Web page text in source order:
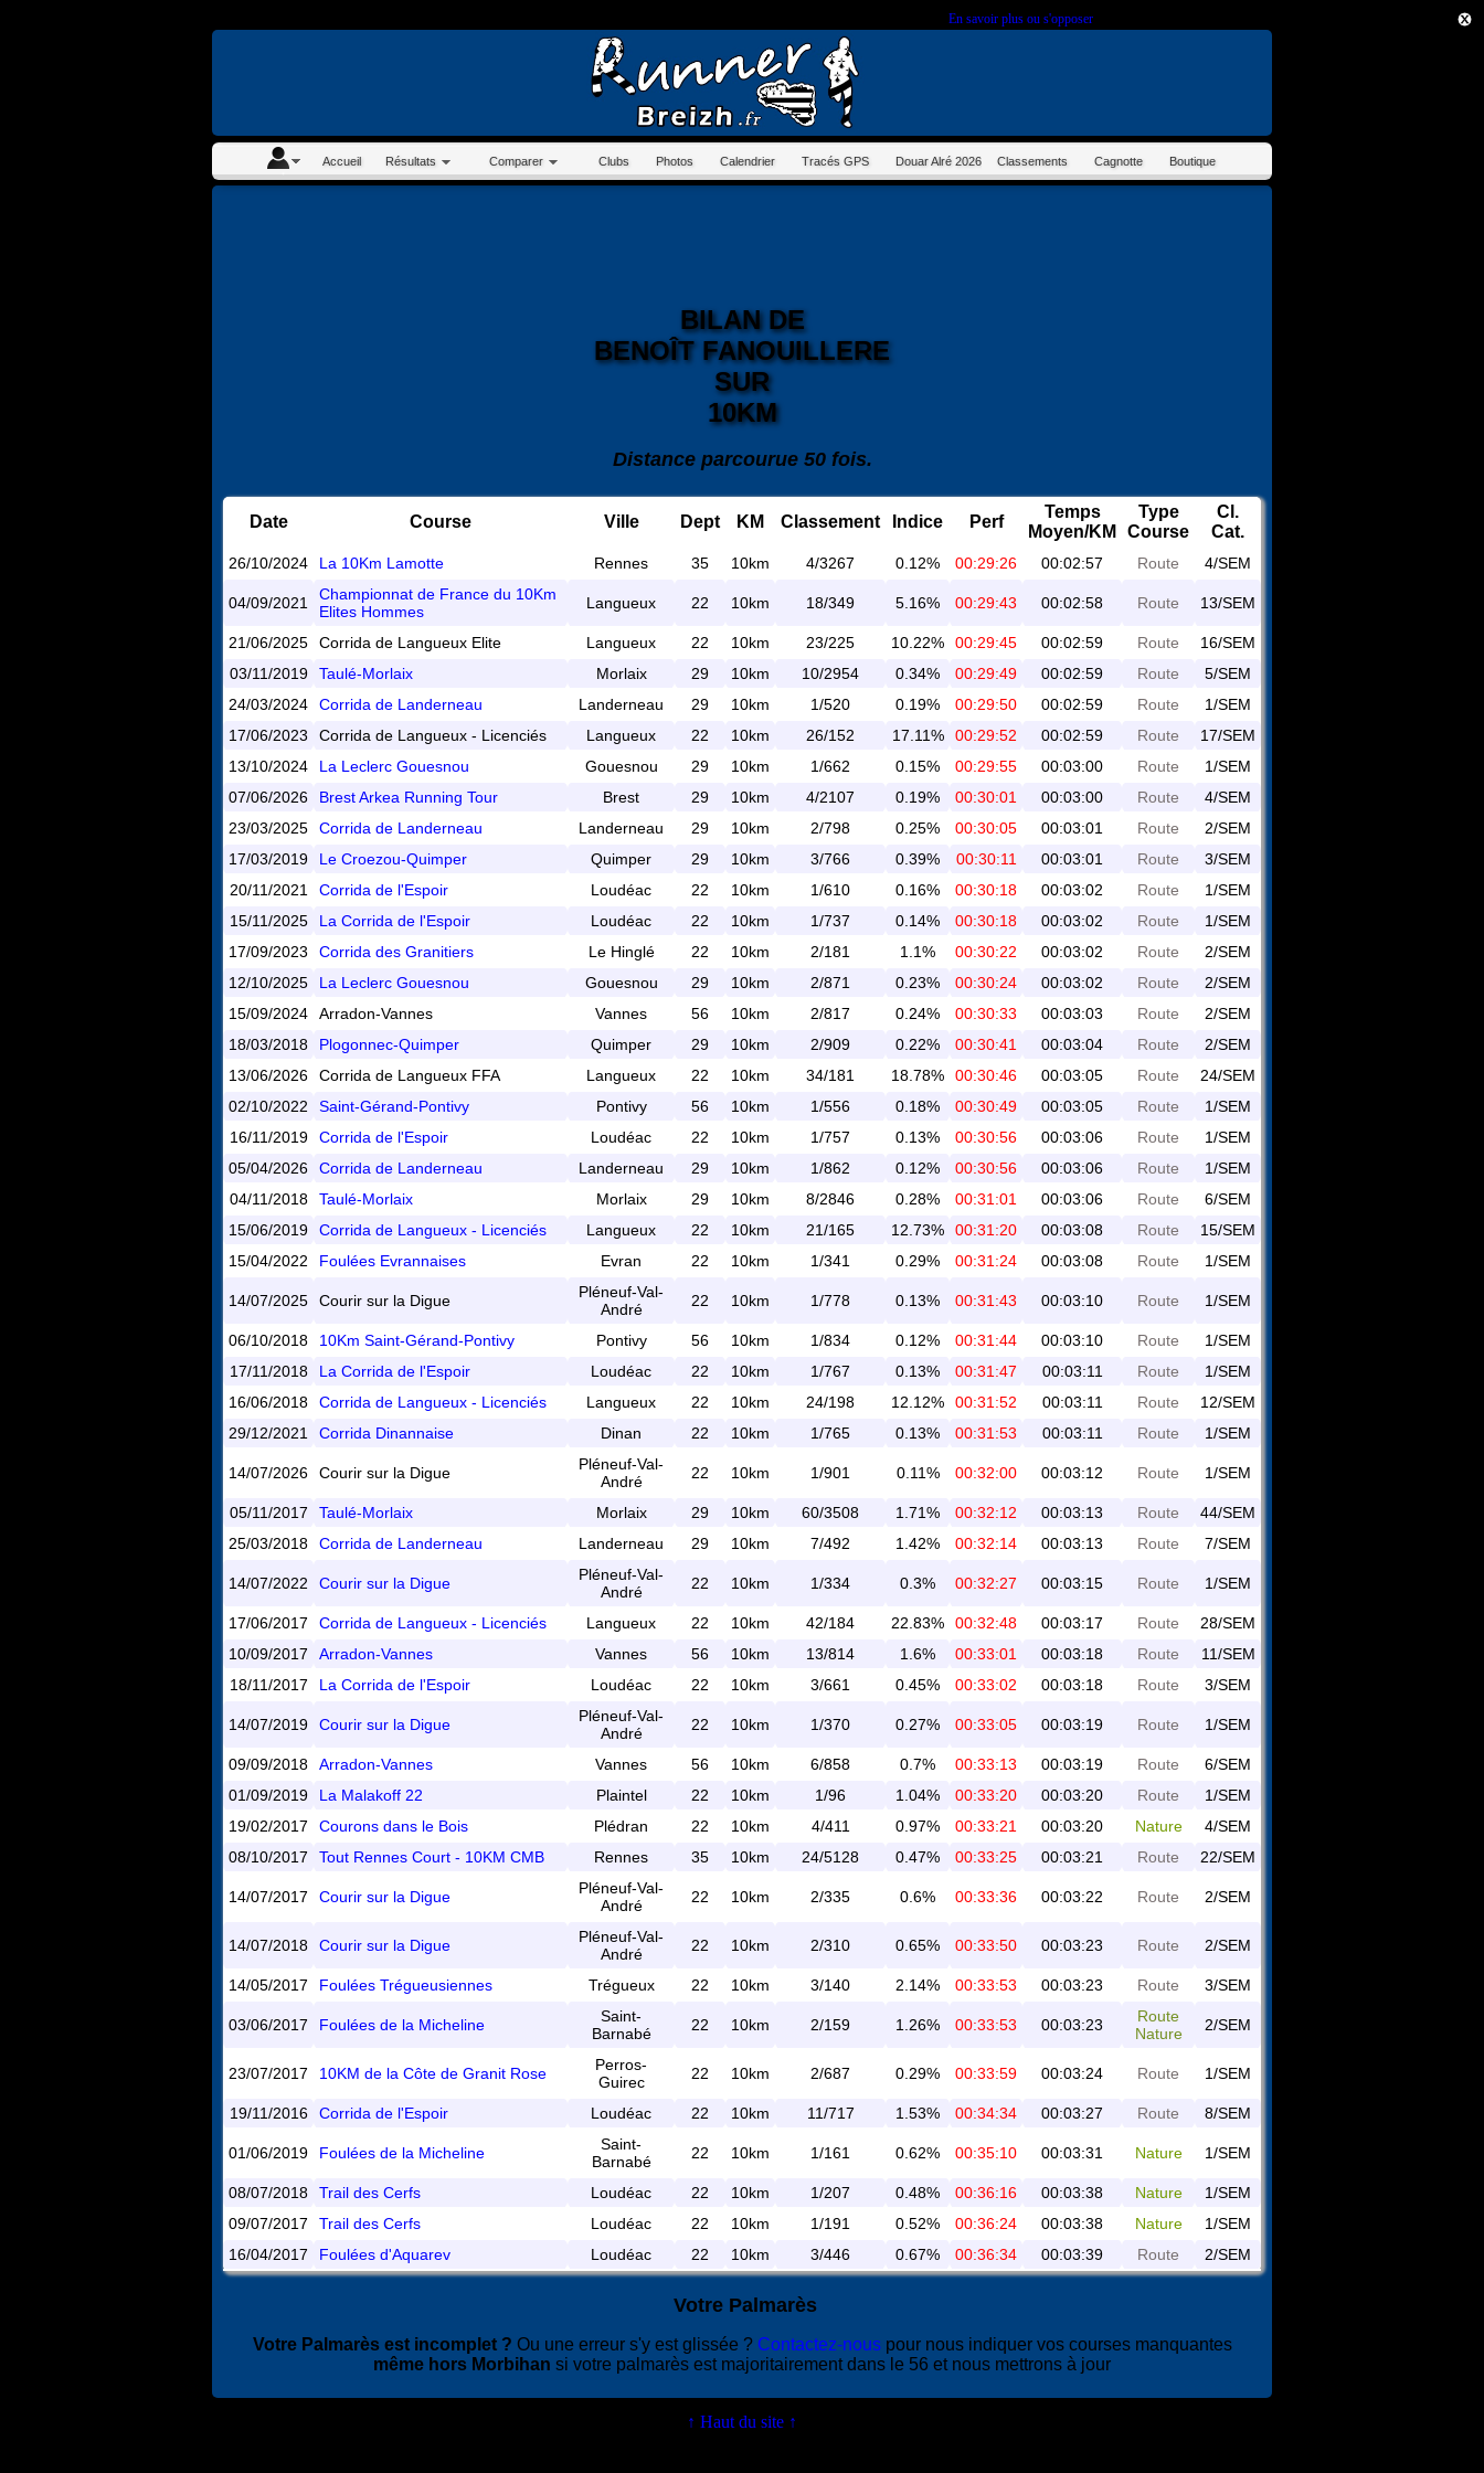
En savoir plus ou s'opposer.
Accueil Résultats Comparer Clubs Photos Calendrier Tracés GPS Douar Alré 2026 Classements Cagnotte Boutique
BILAN DE
BENOÎT FANOUILLERE
SUR
10KM
Distance parcourue 50 fois.
Date Course Ville Dept KM Classement Indice Perf
Temps
Moyen/KM
Type
Course
Cl.
Cat.
26/10/2024 La 10Km Lamotte Rennes 35 10km 4/3267 0.12% 00:29:26 00:02:57 Route 4/SEM
04/09/2021
Championnat de France du 10Km
Elites Hommes
Langueux 22 10km 18/349 5.16% 00:29:43 00:02:58 Route 13/SEM
21/06/2025 Corrida de Langueux Elite Langueux 22 10km 23/225 10.22% 00:29:45 00:02:59 Route
16/SEM
03/11/2019
Taulé-Morlaix Morlaix 29 10km 10/2954 0.34% 00:29:49 00:02:59 Route
5/SEM
24/03/2024
Corrida de Landerneau Landerneau 29 10km 1/520 0.19% 00:29:50 00:02:59 Route
1/SEM
17/06/2023
Corrida de Langueux - Licenciés Langueux 22 10km 26/152 17.11% 00:29:52 00:02:59 Route
17/SEM
13/10/2024
La Leclerc Gouesnou Gouesnou 29 10km 1/662 0.15% 00:29:55 00:03:00 Route
1/SEM
07/06/2026
Brest Arkea Running Tour Brest 29 10km 4/2107 0.19% 00:30:01 00:03:00 Route
4/SEM
23/03/2025
Corrida de Landerneau Landerneau 29 10km 2/798 0.25% 00:30:05 00:03:01 Route
2/SEM
17/03/2019
Le Croezou-Quimper Quimper 29 10km 3/766 0.39% 00:30:11 00:03:01 Route
3/SEM
20/11/2021
Corrida de l'Espoir Loudéac 22 10km 1/610 0.16% 00:30:18 00:03:02 Route
1/SEM
15/11/2025
La Corrida de l'Espoir Loudéac 22 10km 1/737 0.14% 00:30:18 00:03:02 Route
1/SEM
17/09/2023
Corrida des Granitiers Le Hinglé 22 10km 2/181 1.1% 00:30:22 00:03:02 Route
2/SEM
12/10/2025
La Leclerc Gouesnou Gouesnou 29 10km 2/871 0.23% 00:30:24 00:03:02 Route
2/SEM
15/09/2024
Arradon-Vannes Vannes 56 10km 2/817 0.24% 00:30:33 00:03:03 Route
2/SEM
18/03/2018
Plogonnec-Quimper Quimper 29 10km 2/909 0.22% 00:30:41 00:03:04 Route
2/SEM
13/06/2026
Corrida de Langueux FFA Langueux 22 10km 34/181 18.78% 00:30:46 00:03:05 Route
24/SEM
02/10/2022
Saint-Gérand-Pontivy Pontivy 56 10km 1/556 0.18% 00:30:49 00:03:05 Route
1/SEM
16/11/2019
Corrida de l'Espoir Loudéac 22 10km 1/757 0.13% 00:30:56 00:03:06 Route
1/SEM
05/04/2026
Corrida de Landerneau Landerneau 29 10km 1/862 0.12% 00:30:56 00:03:06 Route
1/SEM
04/11/2018
Taulé-Morlaix Morlaix 29 10km 8/2846 0.28% 00:31:01 00:03:06 Route
6/SEM
15/06/2019
Corrida de Langueux - Licenciés Langueux 22 10km 21/165 12.73% 00:31:20 00:03:08 Route
15/SEM
15/04/2022
Foulées Evrannaises Evran 22 10km 1/341 0.29% 00:31:24 00:03:08 Route 1/SEM
14/07/2025 Courir sur la Digue
Pléneuf-Val-
André
22 10km 1/778 0.13% 00:31:43 00:03:10 Route 1/SEM
06/10/2018 10Km Saint-Gérand-Pontivy Pontivy 56 10km 1/834 0.12% 00:31:44 00:03:10 Route
1/SEM
17/11/2018
La Corrida de l'Espoir Loudéac 22 10km 1/767 0.13% 00:31:47 00:03:11 Route
1/SEM
16/06/2018
Corrida de Langueux - Licenciés Langueux 22 10km 24/198 12.12% 00:31:52 00:03:11 Route
12/SEM
29/12/2021
Corrida Dinannaise Dinan 22 10km 1/765 0.13% 00:31:53 00:03:11 Route 1/SEM
14/07/2026 Courir sur la Digue
Pléneuf-Val-
André
22 10km 1/901 0.11% 00:32:00 00:03:12 Route 1/SEM
05/11/2017 Taulé-Morlaix Morlaix 29 10km 60/3508 1.71% 00:32:12 00:03:13 Route
44/SEM
25/03/2018
Corrida de Landerneau Landerneau 29 10km 7/492 1.42% 00:32:14 00:03:13 Route 7/SEM
14/07/2022 Courir sur la Digue
Pléneuf-Val-
André
22 10km 1/334 0.3% 00:32:27 00:03:15 Route 1/SEM
17/06/2017 Corrida de Langueux - Licenciés Langueux 22 10km 42/184 22.83% 00:32:48 00:03:17 Route
28/SEM
10/09/2017
Arradon-Vannes Vannes 56 10km 13/814 1.6% 00:33:01 00:03:18 Route
11/SEM
18/11/2017
La Corrida de l'Espoir Loudéac 22 10km 3/661 0.45% 00:33:02 00:03:18 Route 3/SEM
14/07/2019 Courir sur la Digue
Pléneuf-Val-
André
22 10km 1/370 0.27% 00:33:05 00:03:19 Route 1/SEM
09/09/2018 Arradon-Vannes Vannes 56 10km 6/858 0.7% 00:33:13 00:03:19 Route
6/SEM
01/09/2019
La Malakoff 22 Plaintel 22 10km 1/96 1.04% 00:33:20 00:03:20 Route
1/SEM
19/02/2017
Courons dans le Bois Plédran 22 10km 4/411 0.97% 00:33:21 00:03:20 Nature
4/SEM
08/10/2017
Tout Rennes Court - 10KM CMB Rennes 35 10km 24/5128 0.47% 00:33:25 00:03:21 Route 22/SEM
14/07/2017 Courir sur la Digue
Pléneuf-Val-
André
22 10km 2/335 0.6% 00:33:36 00:03:22 Route 2/SEM
14/07/2018 Courir sur la Digue
Pléneuf-Val-
André
22 10km 2/310 0.65% 00:33:50 00:03:23 Route 2/SEM
14/05/2017 Foulées Trégueusiennes Trégueux 22 10km 3/140 2.14% 00:33:53 00:03:23 Route 3/SEM
03/06/2017 Foulées de la Micheline
Saint-
Barnabé
22 10km 2/159 1.26% 00:33:53 00:03:23
Route
Nature
2/SEM
23/07/2017 10KM de la Côte de Granit Rose
Perros-
Guirec
22 10km 2/687 0.29% 00:33:59 00:03:24 Route 1/SEM
19/11/2016 Corrida de l'Espoir Loudéac 22 10km 11/717 1.53% 00:34:34 00:03:27 Route 8/SEM
01/06/2019 Foulées de la Micheline
Saint-
Barnabé
22 10km 1/161 0.62% 00:35:10 00:03:31 Nature 1/SEM
08/07/2018 Trail des Cerfs Loudéac 22 10km 1/207 0.48% 00:36:16 00:03:38 Nature
1/SEM
09/07/2017
Trail des Cerfs Loudéac 22 10km 1/191 0.52% 00:36:24 00:03:38 Nature
1/SEM
16/04/2017
Foulées d'Aquarev Loudéac 22 10km 3/446 0.67% 00:36:34 00:03:39 Route 2/SEM
Votre Palmarès
Votre Palmarès est incomplet ? Ou une erreur s'y est glissée ? Contactez-nouspour nous indiquer vos courses manquantes
même hors Morbihan si votre palmarès est majoritairement dans le 56 et nous mettrons à jour
↑ Haut du site ↑